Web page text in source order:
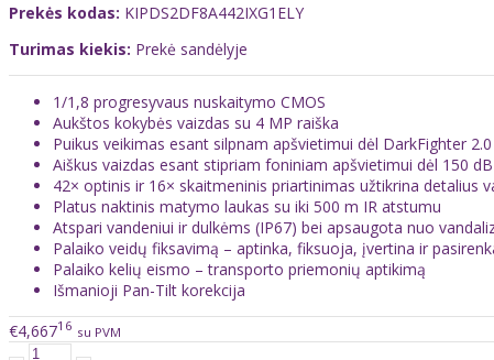
Prekės kodas: KIPDS2DF8A442IXG1ELY
Turimas kiekis: Prekė sandėlyje
1/1,8 progresyvaus nuskaitymo CMOS
Aukštos kokybės vaizdas su 4 MP raiška
Puikus veikimas esant silpnam apšvietimui dėl DarkFighter
Aiškus vaizdas esant stipriam foniniam apšvietimui dėl 150
42× optinis ir 16× skaitmeninis priartinimas užtikrina detalius
Platus naktinis matymo laukas su iki 500 m IR atstumu
Atspari vandeniui ir dulkėms (IP67) bei apsaugota nuo
Palaiko veidų fiksavimą – aptinka, fiksuoja, įvertina ir
Palaiko kelių eismo – transporto priemonių aptikimą
Išmanioji Pan-Tilt korekcija
€4,66716 su PVM